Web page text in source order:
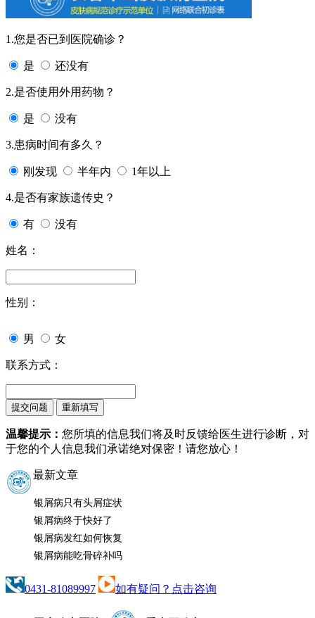
1.您是否已到医院确诊？
是 还没有
2.是否使用外用药物？
是 没有
3.患病时间有多久？
刚发现 半年内 1年以上
4.是否有家族遗传史？
有 没有
姓名：
性别：
男 女
联系方式：
温馨提示： 您所填的信息我们将及时反馈给医生进行诊断，对
于您的个人信息我们承诺绝对保密！请您放心！
最新文章
银屑病只有头屑症状
银屑病终于快好了
银屑病发红如何恢复
银屑病能吃骨碎补吗
0431-81089997 如有疑问？点击咨询